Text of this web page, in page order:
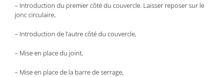
– Introduction du premier côté du couvercle. Laisser reposer sur le
jonc circulaire,
– Introduction de l’autre côté du couvercle,
– Mise en place du joint,
– Mise en place de la barre de serrage,